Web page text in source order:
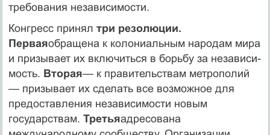
требования независимости.
Конгресс принял три резолюции.
Перваяобращена к колониаль­ным народам мира
и призывает их включиться в борьбу за независи­
мость. Вторая— к правительствам метрополий
— призывает их сде­лать все возможное для
предоставления независимости новым
государствам. Третьяадресована